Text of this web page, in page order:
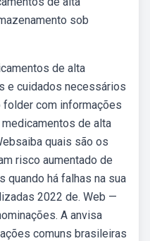
sob
de alta
e cuidados necessários
folder com informações
de alta
quais são os
risco aumentado de
quando há falhas na sua
2022 de. Web —
A anvisa
comuns brasileiras